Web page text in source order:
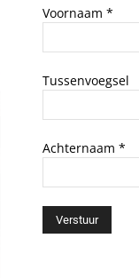
Voornaam *
Tussenvoegsel
Achternaam *